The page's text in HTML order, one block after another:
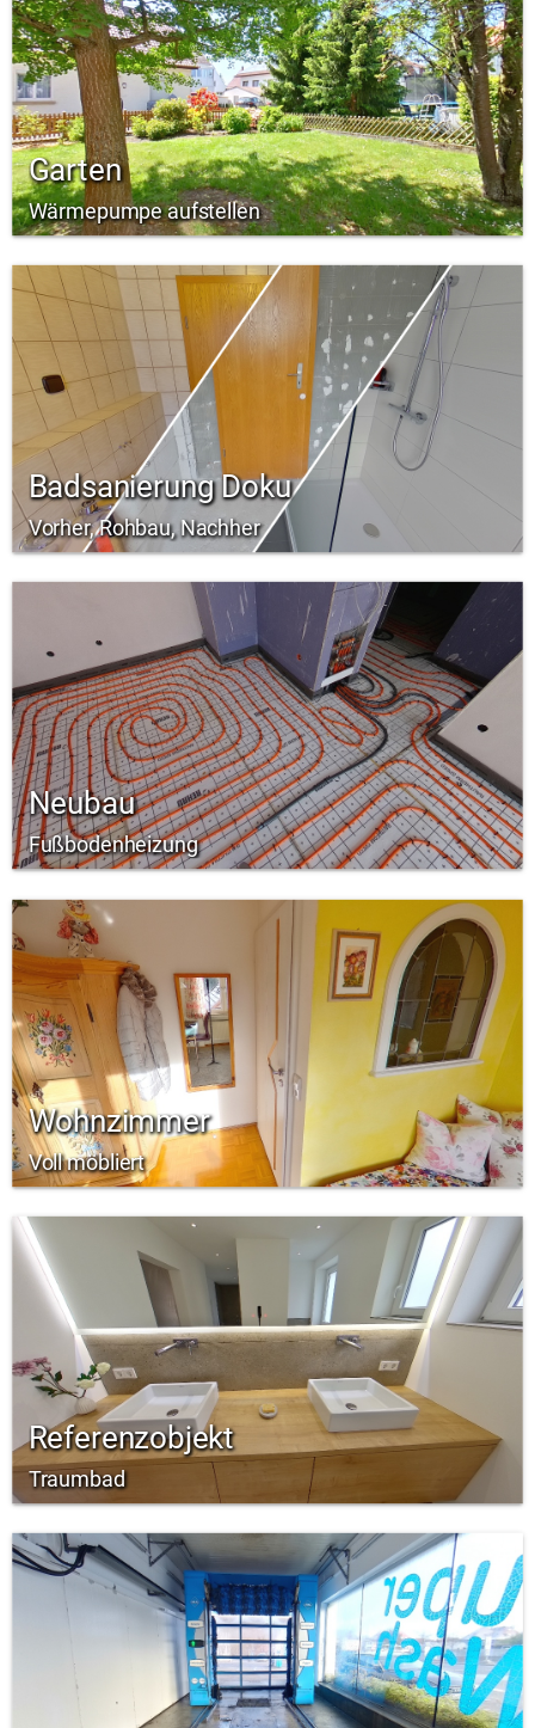
Garten
Wärmepumpe aufstellen
Badsanierung Doku
Vorher, Rohbau, Nachher
Neubau
Fußbodenheizung
Wohnzimmer
Voll möbliert
Referenzobjekt
Traumbad